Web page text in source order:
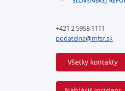
+421 2 5958 1111
podatelna@mfsr.sk
Všetky kontakty